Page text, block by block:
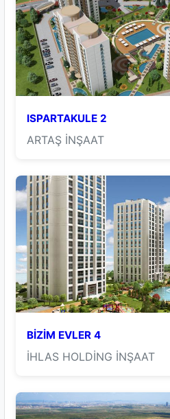
ISPARTAKULE 2
ARTAŞ İNŞAAT
BİZİM EVLER 4
İHLAS HOLDİNG İNŞAAT